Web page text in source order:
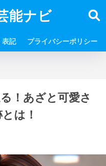
能ナビ
表記 プライバシーポリシー
！あざと可愛さ
は！